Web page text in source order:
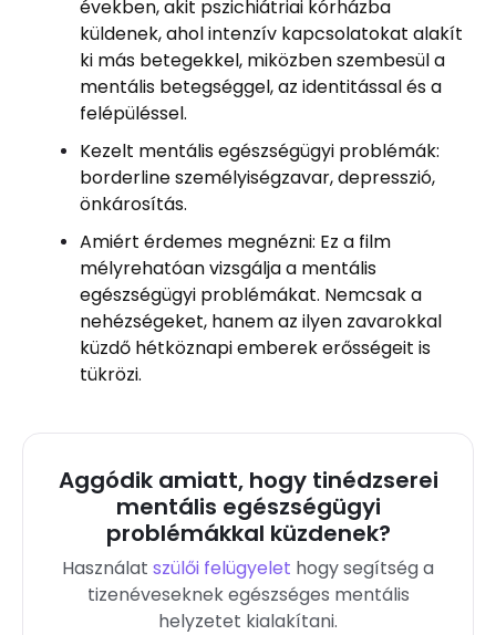
években, akit pszichiátriai kórházba
küldenek, ahol intenzív kapcsolatokat alakít
ki más betegekkel, miközben szembesül a
mentális betegséggel, az identitással és a
felépüléssel.
Kezelt mentális egészségügyi problémák:
borderline személyiségzavar, depresszió,
önkárosítás.
Amiért érdemes megnézni: Ez a film
mélyrehatóan vizsgálja a mentális
egészségügyi problémákat. Nemcsak a
nehézségeket, hanem az ilyen zavarokkal
küzdő hétköznapi emberek erősségeit is
tükrözi.
Aggódik amiatt, hogy tinédzserei
mentális egészségügyi
problémákkal küzdenek?
Használat szülői felügyelet hogy segítség a
tizenéveseknek egészséges mentális
helyzetet kialakítani.